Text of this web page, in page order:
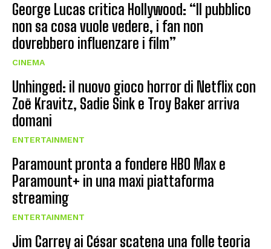
George Lucas critica Hollywood: “Il pubblico
non sa cosa vuole vedere, i fan non
dovrebbero influenzare i film”
CINEMA
Unhinged: il nuovo gioco horror di Netflix con
Zoë Kravitz, Sadie Sink e Troy Baker arriva
domani
ENTERTAINMENT
Paramount pronta a fondere HBO Max e
Paramount+ in una maxi piattaforma
streaming
ENTERTAINMENT
Jim Carrey ai César scatena una folle teoria